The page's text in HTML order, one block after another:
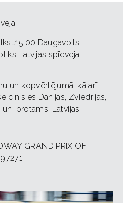
Daugavpils
Latvijas spīdveja
un kopvērtējumā, kā arī
cīnīsies Dānijas, Zviedrijas,
un, protams, Latvijas
GRAND PRIX OF